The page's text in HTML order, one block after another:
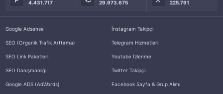
4.431.717
29.973.675
225.791
Google Adsense
SEO (Organik Trafik Arttırma)
SEO Link Paketleri
SEO Danışmanlığı
Google ADS (AdWords)
İnstagram Takipçi
Telegram Hizmetleri
Youtube İzlenme
Twitter Takipçi
Facebook Sayfa & Grup Alımı